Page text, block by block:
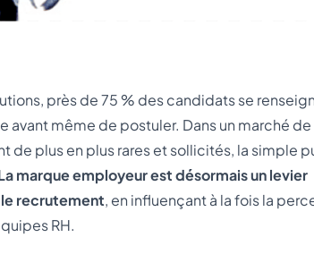
près de 75 % des candidats se
avant même de postuler. Dans un marché de
de plus en plus rares et sollicités, la simple
marque employeur est désormais un levier
recrutement, en influençant à la fois la
RH.